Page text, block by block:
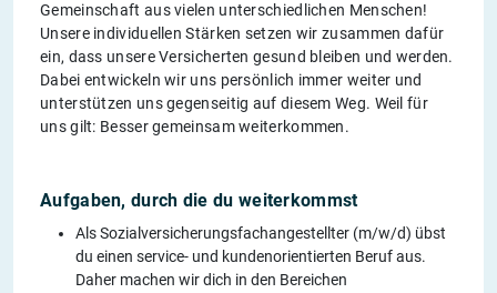
Gemeinschaft aus vielen unterschiedlichen Menschen!
Unsere individuellen Stärken setzen wir zusammen dafür
ein, dass unsere Versicherten gesund bleiben und werden.
Dabei entwickeln wir uns persönlich immer weiter und
unterstützen uns gegenseitig auf diesem Weg. Weil für
uns gilt: Besser gemeinsam weiterkommen.
Aufgaben, durch die du weiterkommst
Als Sozialversicherungsfachangestellter (m/w/d) übst
du einen service- und kundenorientierten Beruf aus.
Daher machen wir dich in den Bereichen